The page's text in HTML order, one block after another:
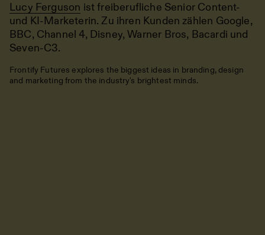
Lucy Ferguson ist freiberufliche Senior Content-
und KI-Marketerin. Zu ihren Kunden zählen Google,
BBC, Channel 4, Disney, Warner Bros, Bacardi und
Seven-C3.
Frontify Futures explores the biggest ideas in branding, design
and marketing from the industry's brightest minds.